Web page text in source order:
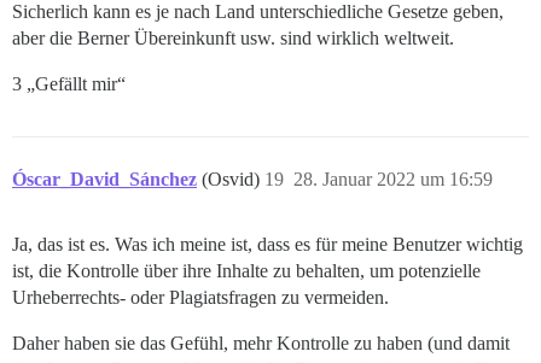
Sicherlich kann es je nach Land unterschiedliche Gesetze geben,
aber die Berner Übereinkunft usw. sind wirklich weltweit.
3 „Gefällt mir“
Óscar_David_Sánchez (Osvid) 28. Januar 2022 um 16:59
19
Ja, das ist es. Was ich meine ist, dass es für meine Benutzer wichtig
ist, die Kontrolle über ihre Inhalte zu behalten, um potenzielle
Urheberrechts- oder Plagiatsfragen zu vermeiden.
Daher haben sie das Gefühl, mehr Kontrolle zu haben (und damit